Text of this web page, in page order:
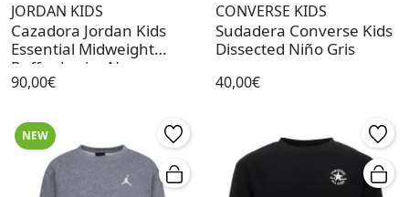
JORDAN KIDS
Cazadora Jordan Kids
Essential Midweight
Puffer Junior Negro
90,00€
CONVERSE KIDS
Sudadera Converse Kids
Dissected Niño Gris
40,00€
NEW